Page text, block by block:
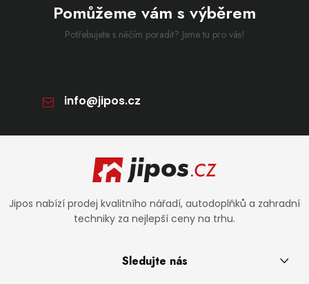
Pomůžeme vám s výběrem
Potřebujete s něčím poradit? Jsme tu pro vás!
info@jipos.cz
Zápatí
Jipos nabízí prodej kvalitního nářadí, autodoplňků a zahradní
techniky za nejlepší ceny na trhu.
Sledujte nás